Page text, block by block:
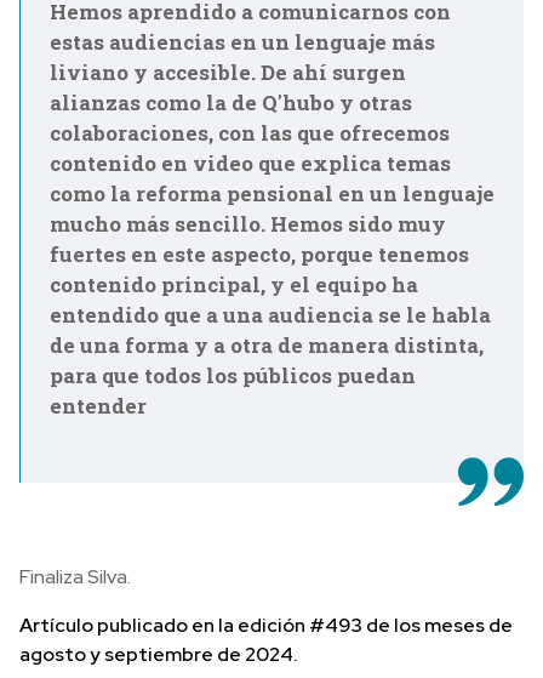
Hemos aprendido a comunicarnos con
estas audiencias en un lenguaje más
liviano y accesible. De ahí surgen
alianzas como la de Q'hubo y otras
colaboraciones, con las que ofrecemos
contenido en video que explica temas
como la reforma pensional en un lenguaje
mucho más sencillo. Hemos sido muy
fuertes en este aspecto, porque tenemos
contenido principal, y el equipo ha
entendido que a una audiencia se le habla
de una forma y a otra de manera distinta,
para que todos los públicos puedan
entender
Finaliza Silva.
Artículo publicado en la edición #493 de los meses de
agosto y septiembre de 2024.